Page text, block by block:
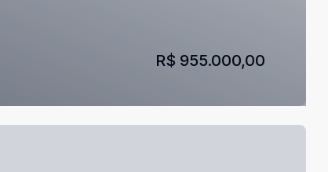
R$ 955.000,00